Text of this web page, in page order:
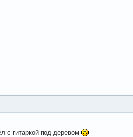
с гитаркой под деревом